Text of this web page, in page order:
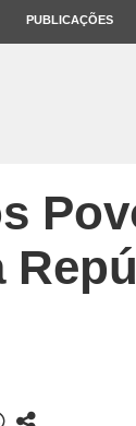
PUBLICAÇÕES